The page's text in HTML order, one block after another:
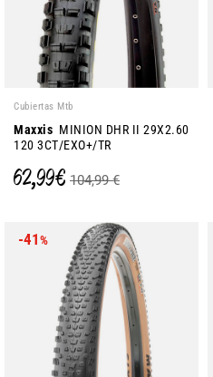
Cubiertas Mtb
Maxxis MINION DHR II 29X2.60
120 3CT/EXO+/TR
62,99 € 104,99 €
-41%